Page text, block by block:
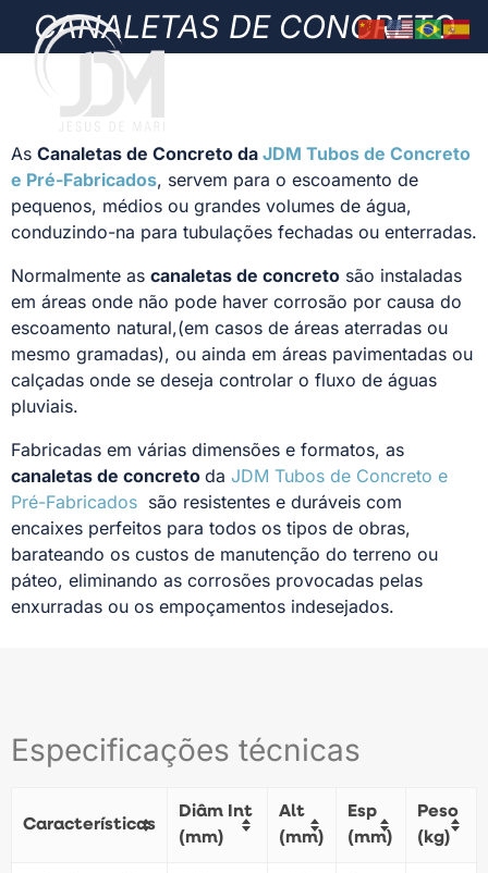
CANALETAS DE CONCRETO
As Canaletas de Concreto da JDM Tubos de Concreto
e Pré-Fabricados, servem para o escoamento de
pequenos, médios ou grandes volumes de água,
conduzindo-na para tubulações fechadas ou enterradas.
Normalmente as canaletas de concreto são instaladas
em áreas onde não pode haver corrosão por causa do
escoamento natural,(em casos de áreas aterradas ou
mesmo gramadas), ou ainda em áreas pavimentadas ou
calçadas onde se deseja controlar o fluxo de águas
pluviais.
Fabricadas em várias dimensões e formatos, as
canaletas de concreto da JDM Tubos de Concreto e
Pré-Fabricados são resistentes e duráveis com
encaixes perfeitos para todos os tipos de obras,
barateando os custos de manutenção do terreno ou
páteo, eliminando as corrosões provocadas pelas
enxurradas ou os empoçamentos indesejados.
Especificações técnicas
Características
Diâm Int
(mm)
Alt
(mm)
Esp
(mm)
Peso
(kg)